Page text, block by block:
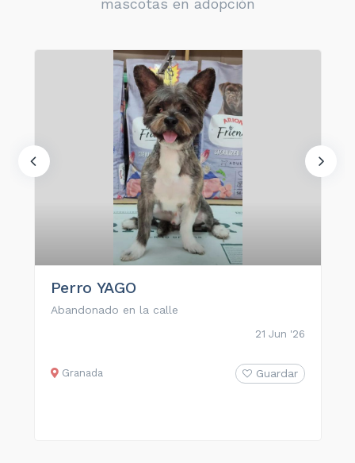
mascotas en adopción
Perro YAGO
Abandonado en la calle
21 Jun '26
Granada Guardar